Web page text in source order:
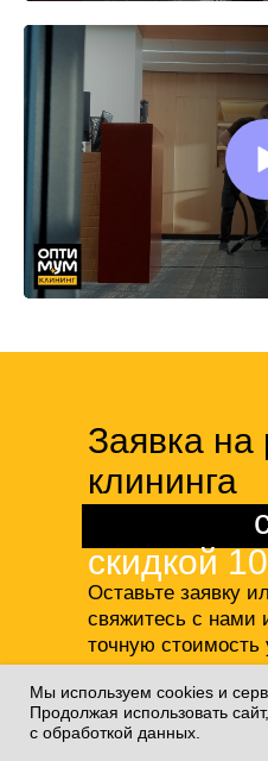
Мы используем cookies и
Продолжая использовать
с обработкой данных.
Оставьте заявку
свяжитесь с нами
точную стоимость
студии или
получите 10%
наши услуги!
Заявка на
клининга
скидкой